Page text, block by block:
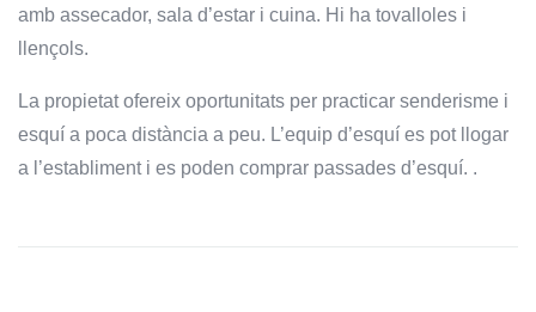
amb assecador, sala d’estar i cuina. Hi ha tovalloles i
llençols.
La propietat ofereix oportunitats per practicar senderisme i
esquí a poca distància a peu. L’equip d’esquí es pot llogar
a l’establiment i es poden comprar passades d’esquí. .